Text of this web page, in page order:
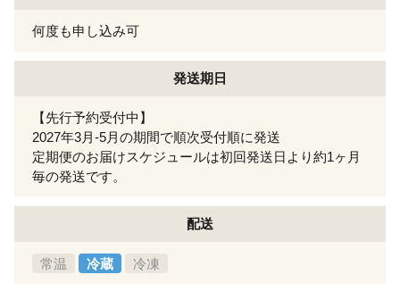
何度も申し込み可
発送期日
【先行予約受付中】
2027年3月-5月の期間で順次受付順に発送
定期便のお届けスケジュールは初回発送日より約1ヶ月
毎の発送です。
配送
常温 冷蔵 冷凍